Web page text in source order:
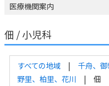
医療機関案内
佃 / 小児科
すべての地域
千舟、
野里、柏里、花川
佃